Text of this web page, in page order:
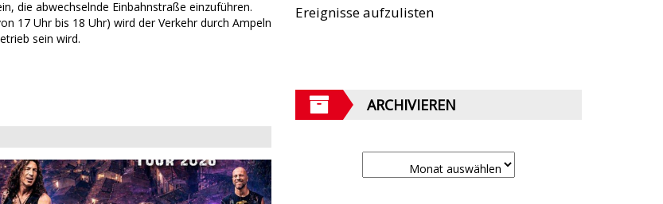
die abwechselnde Einbahnstraße einzuführen.
17 Uhr bis 18 Uhr) wird der Verkehr durch Ampeln
sein wird.
Ereignisse aufzulisten
ARCHIVIEREN